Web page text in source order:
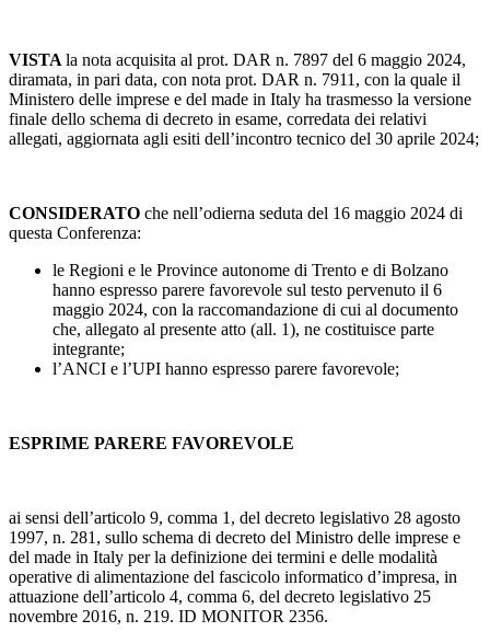
VISTA la nota acquisita al prot. DAR n. 7897 del 6 maggio 2024,
diramata, in pari data, con nota prot. DAR n. 7911, con la quale il
Ministero delle imprese e del made in Italy ha trasmesso la versione
finale dello schema di decreto in esame, corredata dei relativi
allegati, aggiornata agli esiti dell’incontro tecnico del 30 aprile 2024;
CONSIDERATO che nell’odierna seduta del 16 maggio 2024 di
questa Conferenza:
le Regioni e le Province autonome di Trento e di Bolzano
hanno espresso parere favorevole sul testo pervenuto il 6
maggio 2024, con la raccomandazione di cui al documento
che, allegato al presente atto (all. 1), ne costituisce parte
integrante;
l’ANCI e l’UPI hanno espresso parere favorevole;
ESPRIME PARERE FAVOREVOLE
ai sensi dell’articolo 9, comma 1, del decreto legislativo 28 agosto
1997, n. 281, sullo schema di decreto del Ministro delle imprese e
del made in Italy per la definizione dei termini e delle modalità
operative di alimentazione del fascicolo informatico d’impresa, in
attuazione dell’articolo 4, comma 6, del decreto legislativo 25
novembre 2016, n. 219. ID MONITOR 2356.